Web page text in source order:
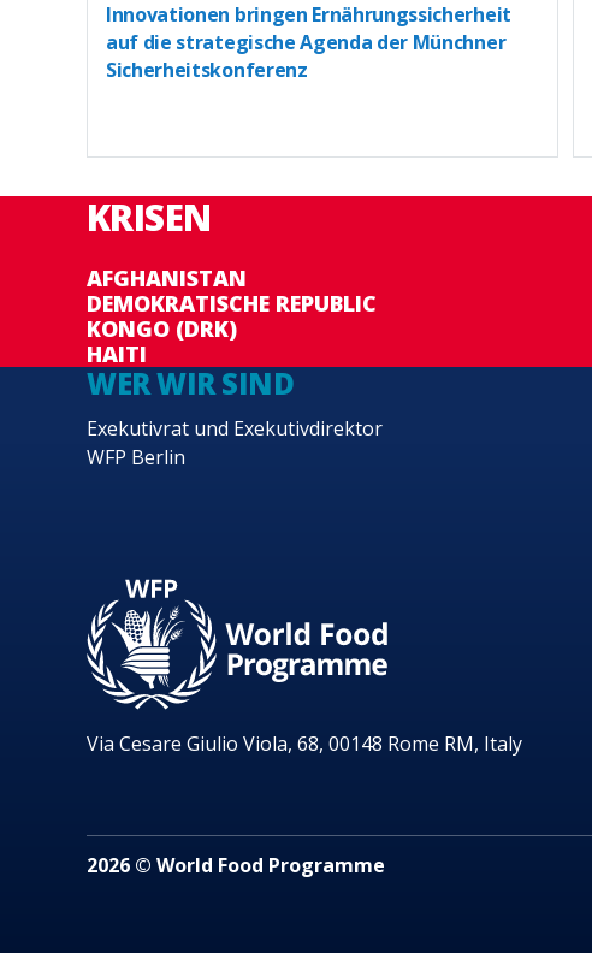
Innovationen bringen Ernährungssicherheit
auf die strategische Agenda der Münchner
Sicherheitskonferenz
KRISEN
AFGHANISTAN
DEMOKRATISCHE REPUBLIC
KONGO (DRK)
HAITI
WER WIR SIND
Exekutivrat und Exekutivdirektor
WFP Berlin
Via Cesare Giulio Viola, 68, 00148 Rome RM, Italy
2026 © World Food Programme